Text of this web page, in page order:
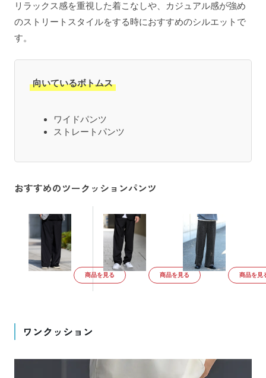
リラックス感を重視した着こなしや、カジュアル感が強め
のストリートスタイルをする時におすすめのシルエットで
す。
向いているボトムス
ワイドパンツ
ストレートパンツ
おすすめのツークッションパンツ
商品を見る 商品を見る 商品を見
ワンクッション